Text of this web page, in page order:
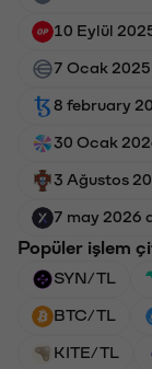
10 Eylül
7 Ocak
8 february
30 Ocak
3 Ağustos
7 may 2026
Popüler işlem
SYN/TL
BTC/TL
KITE/TL